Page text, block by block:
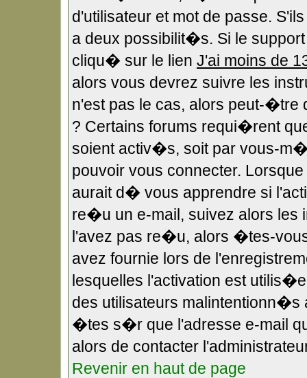
d'utilisateur et mot de passe.
a deux possibilit�s. Si le
cliqu� sur le lien J'ai moins de
alors vous devrez suivre les
n'est pas le cas, alors peut-
? Certains forums requi�rent
soient activ�s, soit par vous-
pouvoir vous connecter.
aurait d� vous apprendre si
re�u un e-mail, suivez alors les
l'avez pas re�u, alors �tes-
avez fournie lors de
lesquelles l'activation est
des utilisateurs malintentionn�s
�tes s�r que l'adresse e-mail
alors de contacter
Revenir en haut de page